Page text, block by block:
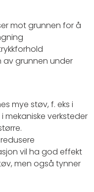
mot grunnen for å
av grunnen under
mye støv, f. eks i
verksteder
vil ha god effekt
men også tynner